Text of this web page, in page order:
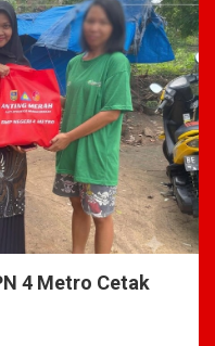
4 Metro Cetak